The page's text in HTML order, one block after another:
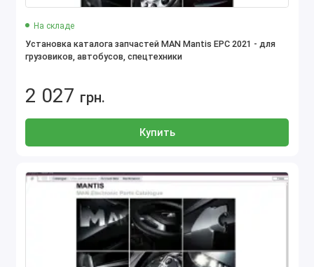
На складе
Установка каталога запчастей MAN Mantis EPC 2021 - для
грузовиков, автобусов, спецтехники
2 027 грн.
Купить